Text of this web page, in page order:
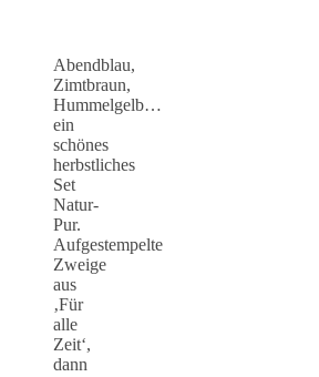
Abendblau,
Zimtbraun,
Hummelgelb…
ein
schönes
herbstliches
Set
Natur-
Pur.
Aufgestempelte
Zweige
aus
‚Für
alle
Zeit‘,
dann